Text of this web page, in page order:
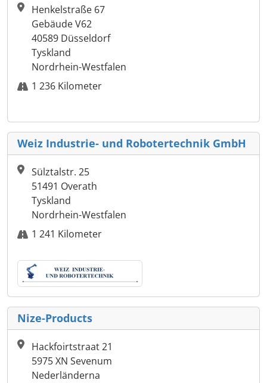
Henkelstraße 67
Gebäude V62
40589 Düsseldorf
Tyskland
Nordrhein-Westfalen
1 236 Kilometer
Weiz Industrie- und Robotertechnik GmbH
Sülztalstr. 25
51491 Overath
Tyskland
Nordrhein-Westfalen
1 241 Kilometer
Nize-Products
Hackfoirtstraat 21
5975 XN Sevenum
Nederländerna